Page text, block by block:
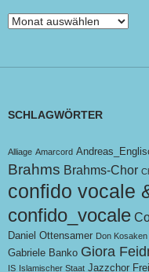
Beitragsarchive
SCHLAGWÖRTER
Alliage Amarcord
Brahms Brahms-Chor
confido vocale
confido_vocale
Daniel Ottensamer Don Kosaken
Gabriele Banko Giora
IS Islamischer Staat Jazzchor